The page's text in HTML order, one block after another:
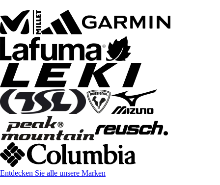
Entdecken Sie alle unsere Marken